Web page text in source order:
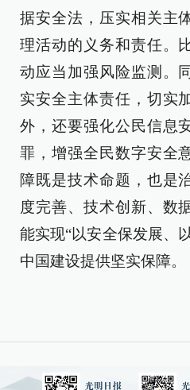
据安全法，压实相关主
理活动的义务和责任。
动应当加强风险监测。
实安全主体责任，切实
外，还要强化公民信息
罪，增强全民数字安全
障既是技术命题，也是
度完善、技术创新、数
能实现“以安全保发展、
中国建设提供坚实保障。